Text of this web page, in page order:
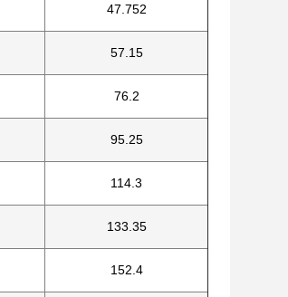
47.752
57.15
76.2
95.25
114.3
133.35
152.4